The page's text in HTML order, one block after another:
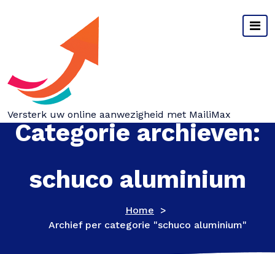
Versterk uw online aanwezigheid met MailiMax
Categorie archieven:
schuco aluminium
Home >
Archief per categorie "schuco aluminium"